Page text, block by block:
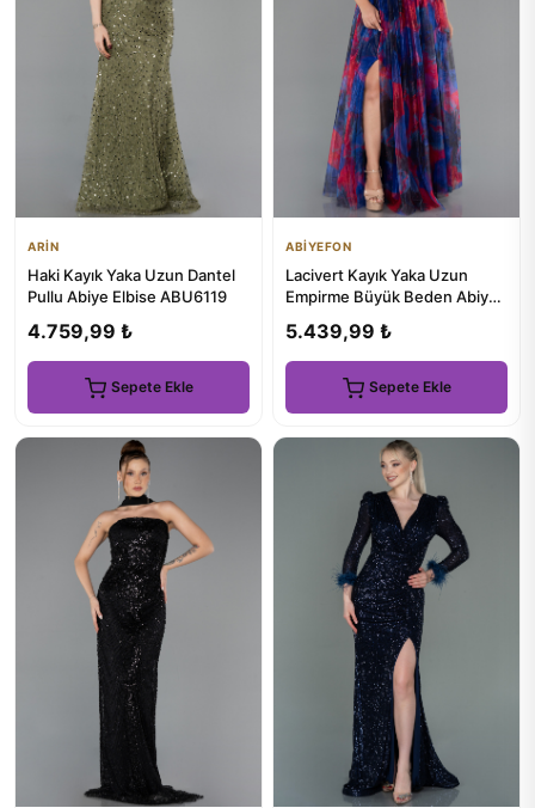
ARİN
Haki Kayık Yaka Uzun Dantel
Pullu Abiye Elbise ABU6119
4.759,99 ₺
Sepete Ekle
ABİYEFON
Lacivert Kayık Yaka Uzun
Empirme Büyük Beden Abiye
5.439,99 ₺
Sepete Ekle